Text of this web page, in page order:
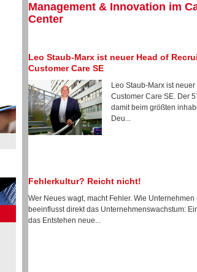
Management & Innovation im
Center
Leo Staub-Marx ist neuer Head of
Customer Care SE
Leo Staub-Marx ist
Customer Care SE. Der
damit beim größten
Deu...
Fehlerkultur? Reicht nicht!
Wer Neues wagt, macht Fehler. Wie
beeinflusst direkt das Unternehmenswachstum:
das Entstehen neue...